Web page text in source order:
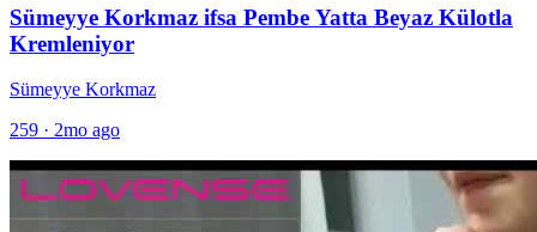
Sümeyye Korkmaz ifsa Pembe Yatta Beyaz Külotla
Kremleniyor
Sümeyye Korkmaz
259 · 2mo ago